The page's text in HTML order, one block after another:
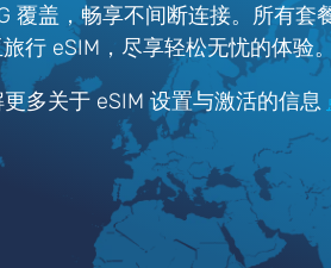
盖，畅享不间断连接。所有套
行 eSIM，尽享轻松无忧的体验。
多关于 eSIM 设置与激活的信息